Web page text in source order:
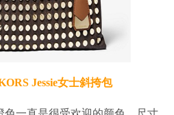
Jessie女士斜挎包